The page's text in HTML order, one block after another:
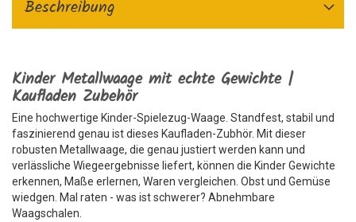
Beschreibung
Kinder Metallwaage mit echte Gewichte |
Kaufladen Zubehör
Eine hochwertige Kinder-Spielezug-Waage. Standfest, stabil und
faszinierend genau ist dieses Kaufladen-Zubhör. Mit dieser
robusten Metallwaage, die genau justiert werden kann und
verlässliche Wiegeergebnisse liefert, können die Kinder Gewichte
erkennen, Maße erlernen, Waren vergleichen. Obst und Gemüse
wiedgen. Mal raten - was ist schwerer? Abnehmbare
Waagschalen.